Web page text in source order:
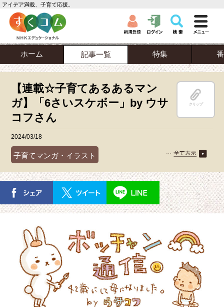
アイデア満載、子育て応援。
ホーム 記事一覧 特集
【連載☆子育てあるあるマン
ガ】「6さいスケボー」by ウサ
コフさん
クリップ
2024/03/18
子育てマンガ・イラスト